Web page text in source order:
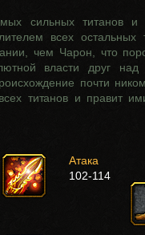
сильных титанов и
всех остальных
чем Чарон, что
власти друг над
почти
титанов и правит
Атака
102-114